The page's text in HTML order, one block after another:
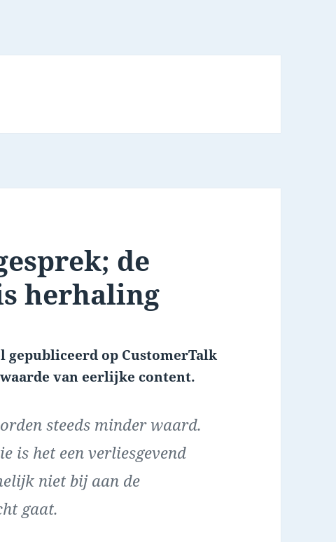
de
herhaling
op CustomerTalk
van eerlijke content.
steeds minder waard.
is het een verliesgevend
niet bij aan de
gaat.